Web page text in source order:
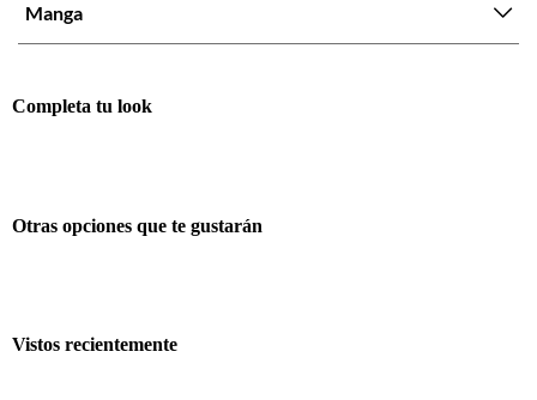
Manga
Completa tu look
Otras opciones que te gustarán
Vistos recientemente